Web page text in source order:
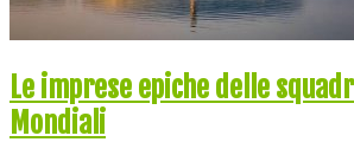
Le imprese epiche delle
Mondiali